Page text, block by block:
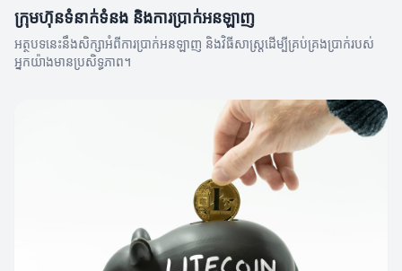
ក្រុមហ៊ុនទំនាក់ទំនង និងការប្រាក់អនឡាញ
អត្ថបទនេះនឹងសិក្សាអំពីការប្រាក់អនឡាញ និងវិធីសាស្ត្រដើម្បីគ្រប់គ្រងប្រាក់របស់
អ្នកយ៉ាងមានប្រសិទ្ធភាព។